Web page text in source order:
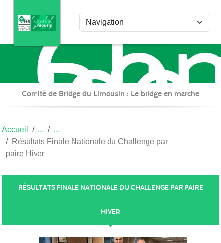
de
du
Comité de Bridge du Limousin : Le bridge en marche
Accueil
Résultats Finale Nationale du Challenge par
paire Hiver
RÉSULTATS FINALE NATIONALE DU CHALLENGE PAR PAIRE
HIVER